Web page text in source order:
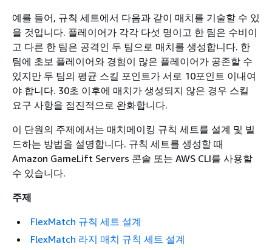
예를 들어, 규칙 세트에서 다음과 같이 매치를 기술할 수 있
을 것입니다. 플레이어가 각각 다섯 명이고 한 팀은 수비이
고 다른 한 팀은 공격인 두 팀으로 매치를 생성합니다. 한
팀에 초보 플레이어와 경험이 많은 플레이어가 공존할 수
있지만 두 팀의 평균 스킬 포인트가 서로 10포인트 이내여
야 합니다. 30초 이후에 매치가 생성되지 않은 경우 스킬
요구 사항을 점진적으로 완화합니다.
이 단원의 주제에서는 매치메이킹 규칙 세트를 설계 및 빌
드하는 방법을 설명합니다. 규칙 세트를 생성할 때
Amazon GameLift Servers 콘솔 또는 AWS CLI를 사용할
수 있습니다.
주제
FlexMatch 규칙 세트 설계
FlexMatch 라지 매치 규칙 세트 설계